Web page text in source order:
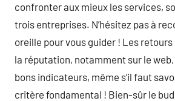
confronter aux mieux les services,
trois entreprises. N’hésitez pas à
oreille pour vous guider ! Les
la réputation, notamment sur le
bons indicateurs, même s’il faut
critère fondamental ! Bien-sûr le